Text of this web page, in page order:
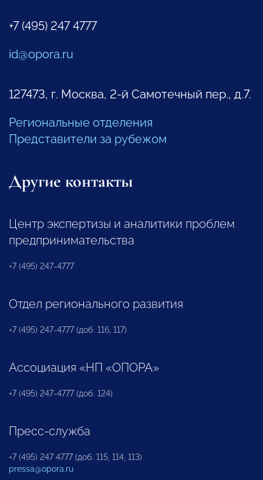
+7 (495) 247 4777
id@opora.ru
127473, г. Москва, 2-й Самотечный пер., д.7.
Региональные отделения
Представители за рубежом
Другие контакты
Центр экспертизы и аналитики проблем
предпринимательства
+7 (495) 247-4777
Отдел регионального развития
+7 (495) 247-4777 (доб. 116, 117)
Ассоциация «НП «ОПОРА»
+7 (495) 247-4777 (доб. 124)
Пресс-служба
+7 (495) 247 4777 (доб. 115, 114, 113)
pressa@opora.ru